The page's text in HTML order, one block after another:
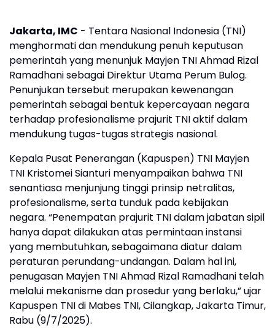
Jakarta, IMC - Tentara Nasional Indonesia (TNI)
menghormati dan mendukung penuh keputusan
pemerintah yang menunjuk Mayjen TNI Ahmad Rizal
Ramadhani sebagai Direktur Utama Perum Bulog.
Penunjukan tersebut merupakan kewenangan
pemerintah sebagai bentuk kepercayaan negara
terhadap profesionalisme prajurit TNI aktif dalam
mendukung tugas-tugas strategis nasional.
Kepala Pusat Penerangan (Kapuspen) TNI Mayjen
TNI Kristomei Sianturi menyampaikan bahwa TNI
senantiasa menjunjung tinggi prinsip netralitas,
profesionalisme, serta tunduk pada kebijakan
negara. “Penempatan prajurit TNI dalam jabatan sipil
hanya dapat dilakukan atas permintaan instansi
yang membutuhkan, sebagaimana diatur dalam
peraturan perundang-undangan. Dalam hal ini,
penugasan Mayjen TNI Ahmad Rizal Ramadhani telah
melalui mekanisme dan prosedur yang berlaku,” ujar
Kapuspen TNI di Mabes TNI, Cilangkap, Jakarta Timur,
Rabu (9/7/2025).